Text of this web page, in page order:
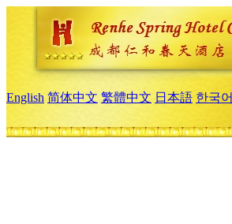
English 简体中文 繁體中文 日本語 한국어